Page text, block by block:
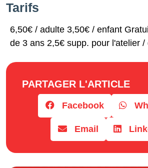
Tarifs
6,50€ / adulte 3,50€ / enfant
de 3 ans 2,5€ supp. pour l'atelier /
PARTAGER L'ARTICLE
Facebook
Email